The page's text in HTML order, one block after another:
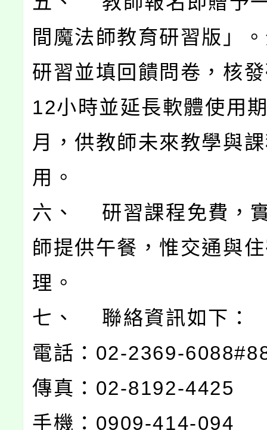
間魔法師教育研習版」
研習並填回饋問卷，核
12小時並延長軟體使用
月，供教師未來教學與
用。
六、 研習課程免費，
師提供午餐，惟交通與
理。
七、 聯絡資訊如下：
電話：02-2369-
傳真：02-8192-4425
手機：0909-